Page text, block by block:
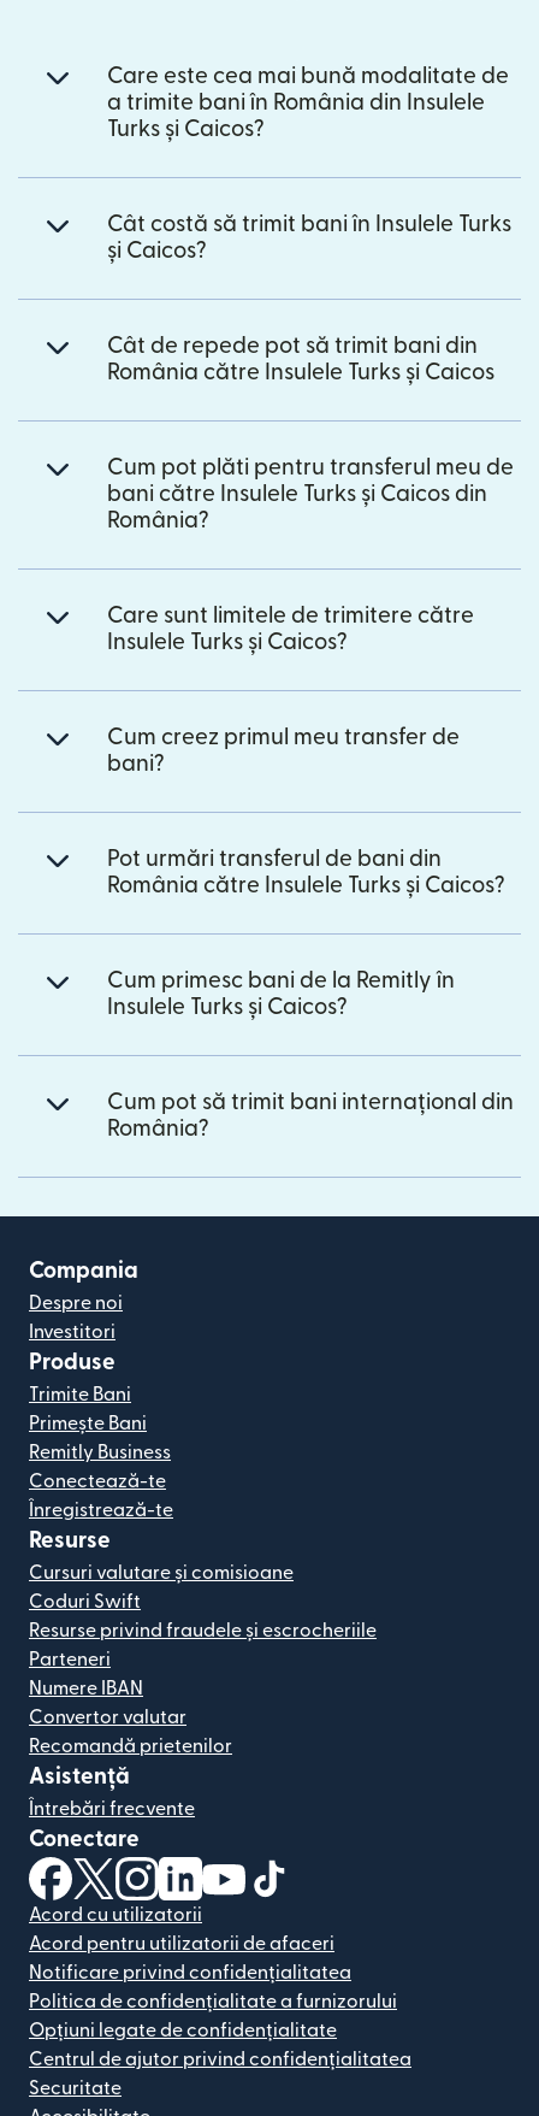
Care este cea mai bună modalitate de
a trimite bani în România din Insulele
Turks și Caicos?
Cât costă să trimit bani în Insulele Turks
și Caicos?
Cât de repede pot să trimit bani din
România către Insulele Turks și Caicos
Cum pot plăti pentru transferul meu de
bani către Insulele Turks și Caicos din
România?
Care sunt limitele de trimitere către
Insulele Turks și Caicos?
Cum creez primul meu transfer de
bani?
Pot urmări transferul de bani din
România către Insulele Turks și Caicos?
Cum primesc bani de la Remitly în
Insulele Turks și Caicos?
Cum pot să trimit bani internațional din
România?
Compania
Despre noi
Investitori
Produse
Trimite Bani
Primește Bani
Remitly Business
Conectează-te
Înregistrează-te
Resurse
Cursuri valutare și comisioane
Coduri Swift
Resurse privind fraudele și escrocheriile
Parteneri
Numere IBAN
Convertor valutar
Recomandă prietenilor
Asistență
Întrebări frecvente
Conectare
(se deschide într-o fereastră nouă)
(se deschide într-o fereastră nouă)
(se deschide într-o fereastră nouă)
(se deschide într-o fereastră nouă)
(se deschide într-o fereastră
Acord cu utilizatorii
Acord pentru utilizatorii de afaceri
Notificare privind confidențialitatea
Politica de confidențialitate a furnizorului
Opțiuni legate de confidențialitate
Centrul de ajutor privind confidențialitatea
Securitate